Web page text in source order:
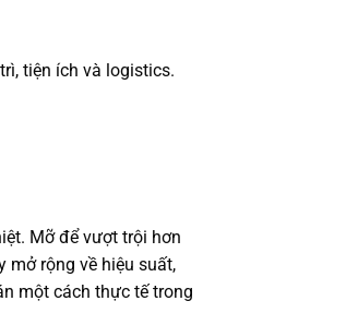
tiện ích và logistics.
Mỡ để vượt trội hơn
mở rộng về hiệu suất,
một cách thực tế trong